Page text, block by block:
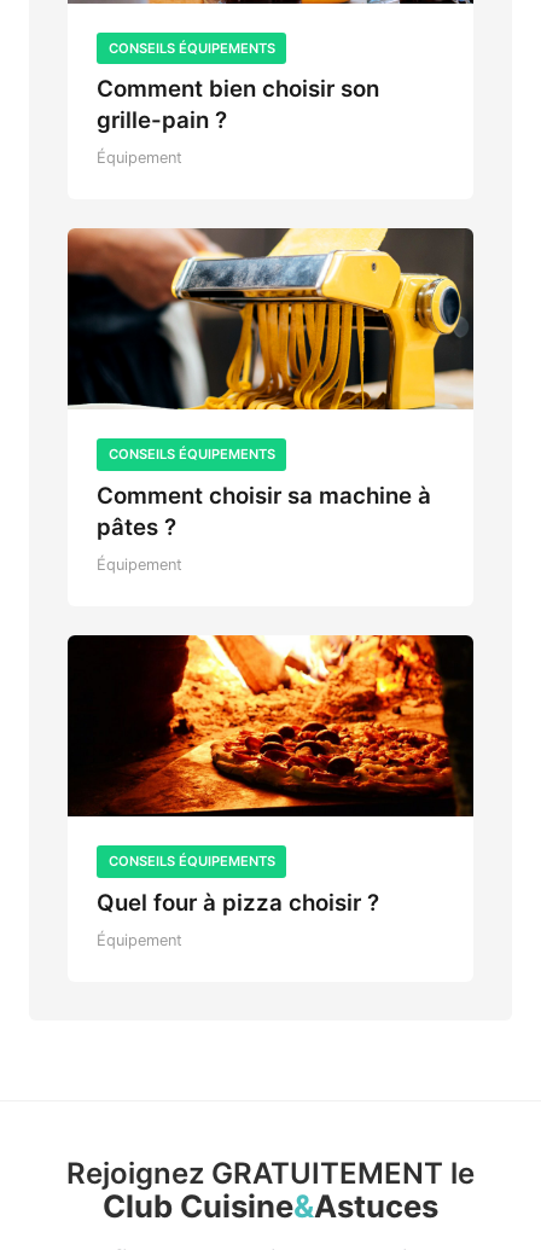
CONSEILS ÉQUIPEMENTS
Comment bien choisir son
grille-pain ?
Équipement
CONSEILS ÉQUIPEMENTS
Comment choisir sa machine à
pâtes ?
Équipement
CONSEILS ÉQUIPEMENTS
Quel four à pizza choisir ?
Équipement
Rejoignez GRATUITEMENT le
Club Cuisine&Astuces